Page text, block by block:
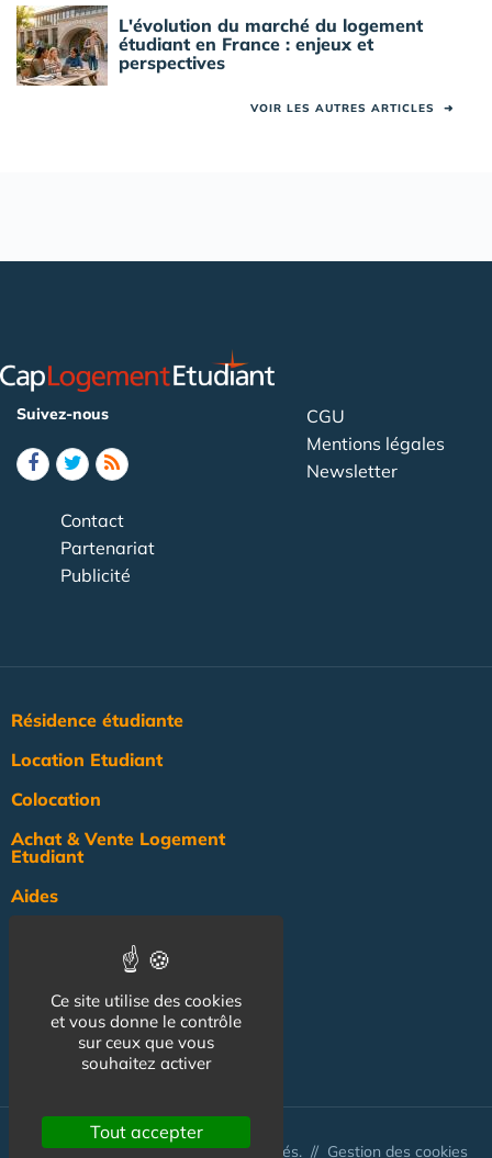
L'évolution du marché du logement
étudiant en France : enjeux et
perspectives
VOIR LES AUTRES ARTICLES ➜
Suivez-nous
CGU
Mentions légales
Newsletter
Contact
Partenariat
Publicité
Résidence étudiante
Location Etudiant
Colocation
Achat & Vente Logement
Etudiant
Aides
NOS AUTRES SITES :
© Australis 2026 - Tous droits réservés. // Gestion des cookies
Ce site utilise des cookies
et vous donne le contrôle
sur ceux que vous
souhaitez activer
Tout accepter